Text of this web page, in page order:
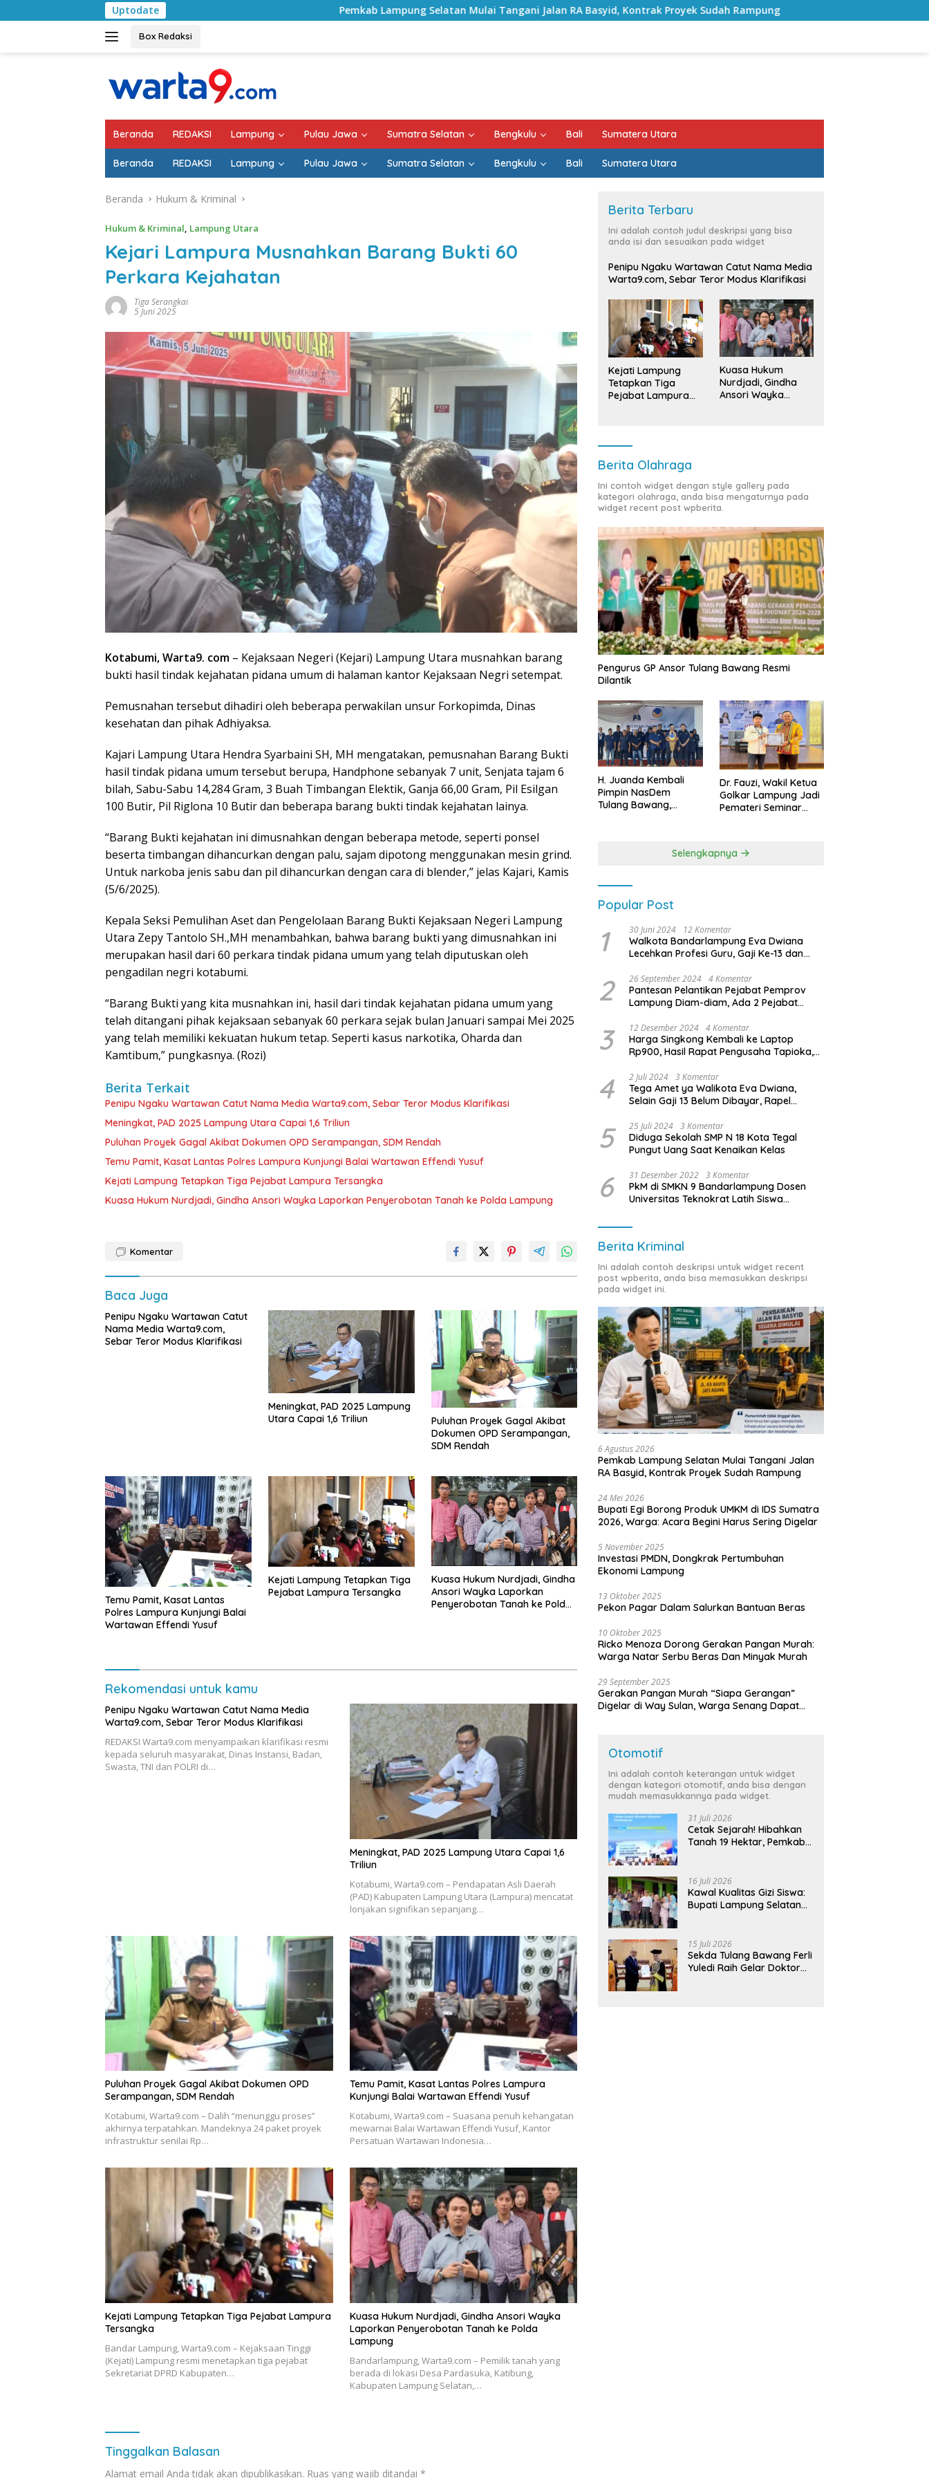
ke
Uptodate Pemkab Lampung Selatan Mulai Tangani Jalan RA Basyid, Kontrak Proyek Sudah Rampung Bulan Kemerdekaan, Bupati Lampung
Box Redaksi
Beranda REDAKSI Lampung Pulau Jawa Sumatra Selatan Bengkulu Bali Sumatera Utara
Beranda REDAKSI Lampung Pulau Jawa Sumatra Selatan Bengkulu Bali Sumatera Utara
Beranda Hukum & Kriminal
Hukum & Kriminal, Lampung Utara
Kejari Lampura Musnahkan Barang Bukti 60
Perkara Kejahatan
Tiga Serangkai
5 Juni 2025
Kotabumi, Warta9. com – Kejaksaan Negeri (Kejari) Lampung Utara musnahkan barang
bukti hasil tindak kejahatan pidana umum di halaman kantor Kejaksaan Negri setempat.
Pemusnahan tersebut dihadiri oleh beberapa perwakilan unsur Forkopimda, Dinas
kesehatan dan pihak Adhiyaksa.
Kajari Lampung Utara Hendra Syarbaini SH, MH mengatakan, pemusnahan Barang Bukti
hasil tindak pidana umum tersebut berupa, Handphone sebanyak 7 unit, Senjata tajam 6
bilah, Sabu-Sabu 14,284 Gram, 3 Buah Timbangan Elektik, Ganja 66,00 Gram, Pil Esilgan
100 Butir, Pil Riglona 10 Butir dan beberapa barang bukti tindak kejahatan lainya.
“Barang Bukti kejahatan ini dimusnahkan dengan beberapa metode, seperti ponsel
beserta timbangan dihancurkan dengan palu, sajam dipotong menggunakan mesin grind.
Untuk narkoba jenis sabu dan pil dihancurkan dengan cara di blender,” jelas Kajari, Kamis
(5/6/2025).
Kepala Seksi Pemulihan Aset dan Pengelolaan Barang Bukti Kejaksaan Negeri Lampung
Utara Zepy Tantolo SH.,MH menambahkan, bahwa barang bukti yang dimusnahkan ini
merupakan hasil dari 60 perkara tindak pidana umum yang telah diputuskan oleh
pengadilan negri kotabumi.
“Barang Bukti yang kita musnahkan ini, hasil dari tindak kejahatan pidana umum yang
telah ditangani pihak kejaksaan sebanyak 60 perkara sejak bulan Januari sampai Mei 2025
yang telah memiliki kekuatan hukum tetap. Seperti kasus narkotika, Oharda dan
Kamtibum,” pungkasnya. (Rozi)
Berita Terkait
Penipu Ngaku Wartawan Catut Nama Media Warta9.com, Sebar Teror Modus Klarifikasi
Meningkat, PAD 2025 Lampung Utara Capai 1,6 Triliun
Puluhan Proyek Gagal Akibat Dokumen OPD Serampangan, SDM Rendah
Temu Pamit, Kasat Lantas Polres Lampura Kunjungi Balai Wartawan Effendi Yusuf
Kejati Lampung Tetapkan Tiga Pejabat Lampura Tersangka
Kuasa Hukum Nurdjadi, Gindha Ansori Wayka Laporkan Penyerobotan Tanah ke Polda Lampung
Komentar
Baca Juga
Penipu Ngaku Wartawan Catut
Nama Media Warta9.com,
Sebar Teror Modus Klarifikasi
Meningkat, PAD 2025 Lampung
Utara Capai 1,6 Triliun
Puluhan Proyek Gagal Akibat
Dokumen OPD Serampangan,
SDM Rendah
Temu Pamit, Kasat Lantas
Polres Lampura Kunjungi Balai
Wartawan Effendi Yusuf
Kejati Lampung Tetapkan Tiga
Pejabat Lampura Tersangka
Kuasa Hukum Nurdjadi, Gindha
Ansori Wayka Laporkan
Penyerobotan Tanah ke Polda
Rekomendasi untuk kamu
Penipu Ngaku Wartawan Catut Nama Media
Warta9.com, Sebar Teror Modus Klarifikasi
REDAKSI Warta9.com menyampaikan klarifikasi resmi
kepada seluruh masyarakat, Dinas Instansi, Badan,
Swasta, TNI dan POLRI di…
Meningkat, PAD 2025 Lampung Utara Capai 1,6
Triliun
Kotabumi, Warta9.com – Pendapatan Asli Daerah
(PAD) Kabupaten Lampung Utara (Lampura) mencatat
lonjakan signifikan sepanjang…
Puluhan Proyek Gagal Akibat Dokumen OPD
Serampangan, SDM Rendah
Kotabumi, Warta9.com – Dalih “menunggu proses”
akhirnya terpatahkan. Mandeknya 24 paket proyek
infrastruktur senilai Rp…
Temu Pamit, Kasat Lantas Polres Lampura
Kunjungi Balai Wartawan Effendi Yusuf
Kotabumi, Warta9.com – Suasana penuh kehangatan
mewarnai Balai Wartawan Effendi Yusuf, Kantor
Persatuan Wartawan Indonesia…
Kejati Lampung Tetapkan Tiga Pejabat Lampura
Tersangka
Bandar Lampung, Warta9.com – Kejaksaan Tinggi
(Kejati) Lampung resmi menetapkan tiga pejabat
Sekretariat DPRD Kabupaten…
Kuasa Hukum Nurdjadi, Gindha Ansori Wayka
Laporkan Penyerobotan Tanah ke Polda
Lampung
Bandarlampung, Warta9.com – Pemilik tanah yang
berada di lokasi Desa Pardasuka, Katibung,
Kabupaten Lampung Selatan,…
Tinggalkan Balasan
Alamat email Anda tidak akan dipublikasikan. Ruas yang wajib ditandai *
Berita Terbaru
Ini adalah contoh judul deskripsi yang bisa
anda isi dan sesuaikan pada widget
Penipu Ngaku Wartawan Catut Nama Media
Warta9.com, Sebar Teror Modus Klarifikasi
Kejati Lampung
Tetapkan Tiga
Pejabat Lampura
Kuasa Hukum
Nurdjadi, Gindha
Ansori Wayka
Berita Olahraga
Ini contoh widget dengan style gallery pada
kategori olahraga, anda bisa mengaturnya pada
widget recent post wpberita.
Pengurus GP Ansor Tulang Bawang Resmi
Dilantik
H. Juanda Kembali
Pimpin NasDem
Tulang Bawang,
Dr. Fauzi, Wakil Ketua
Golkar Lampung Jadi
Pemateri Seminar
Kebangsaan
Selengkapnya
Popular Post
1 30 Juni 2024 12 Komentar
Walkota Bandarlampung Eva Dwiana
Lecehkan Profesi Guru, Gaji Ke-13 dan
2 26 September 2024 4 Komentar
Pantesan Pelantikan Pejabat Pemprov
Lampung Diam-diam, Ada 2 Pejabat
3 12 Desember 2024 4 Komentar
Harga Singkong Kembali ke Laptop
Rp900, Hasil Rapat Pengusaha Tapioka,
Lampung
4 2 Juli 2024 3 Komentar
Tega Amet ya Walikota Eva Dwiana,
Selain Gaji 13 Belum Dibayar, Rapel
Dibayar
5 25 Juli 2024 3 Komentar
Diduga Sekolah SMP N 18 Kota Tegal
Pungut Uang Saat Kenaikan Kelas
6 31 Desember 2022 3 Komentar
PkM di SMKN 9 Bandarlampung Dosen
Universitas Teknokrat Latih Siswa
Berita Kriminal
Ini adalah contoh deskripsi untuk widget recent
post wpberita, anda bisa memasukkan deskripsi
pada widget ini.
6 Agustus 2026
Pemkab Lampung Selatan Mulai Tangani Jalan
RA Basyid, Kontrak Proyek Sudah Rampung
24 Mei 2026
Bupati Egi Borong Produk UMKM di IDS Sumatra
2026, Warga: Acara Begini Harus Sering Digelar
5 November 2025
Investasi PMDN, Dongkrak Pertumbuhan
Ekonomi Lampung
13 Oktober 2025
Pekon Pagar Dalam Salurkan Bantuan Beras
10 Oktober 2025
Ricko Menoza Dorong Gerakan Pangan Murah:
Warga Natar Serbu Beras Dan Minyak Murah
29 September 2025
Gerakan Pangan Murah “Siapa Gerangan”
Digelar di Way Sulan, Warga Senang Dapat
Otomotif
Ini adalah contoh keterangan untuk widget
dengan kategori otomotif, anda bisa dengan
mudah memasukkannya pada widget.
31 Juli 2026
Cetak Sejarah! Hibahkan
Tanah 19 Hektar, Pemkab
Terintegrasi Pertama di
Lampung
16 Juli 2026
Kawal Kualitas Gizi Siswa:
Bupati Lampung Selatan
Bergizi Gratis di Natar
15 Juli 2026
Sekda Tulang Bawang Ferli
Yuledi Raih Gelar Doktor